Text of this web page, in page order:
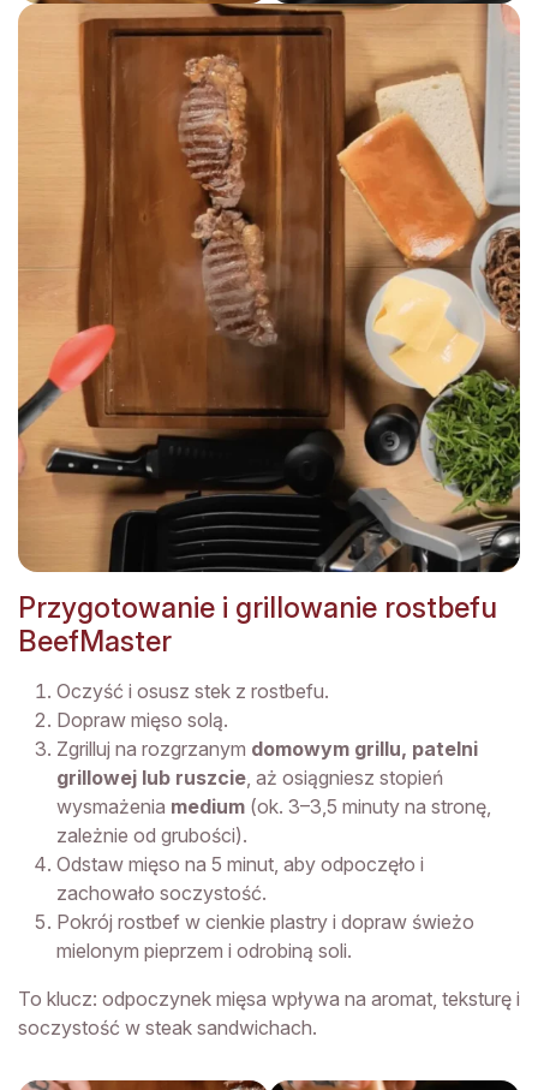
Przygotowanie i grillowanie rostbefu
BeefMaster
Oczyść i osusz stek z rostbefu.
Dopraw mięso solą.
Zgrilluj na rozgrzanym domowym grillu, patelni
grillowej lub ruszcie , aż osiągniesz stopień
wysmażenia medium (ok. 3–3,5 minuty na stronę,
zależnie od grubości).
Odstaw mięso na 5 minut, aby odpoczęło i
zachowało soczystość.
Pokrój rostbef w cienkie plastry i dopraw świeżo
mielonym pieprzem i odrobiną soli.
To klucz: odpoczynek mięsa wpływa na aromat, teksturę i
soczystość w steak sandwichach.